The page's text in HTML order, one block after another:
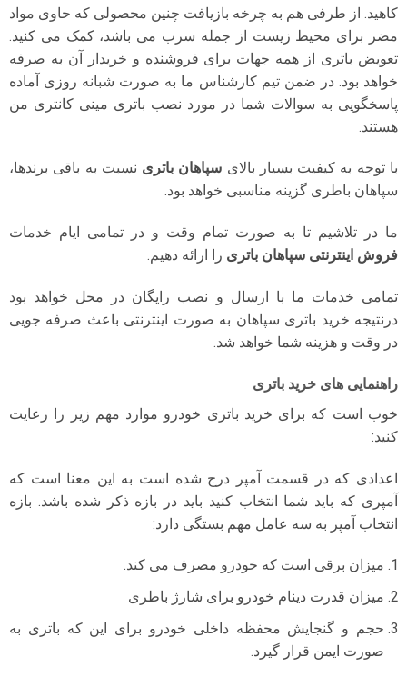
کاهید. از طرفی هم به چرخه بازیافت چنین محصولی که حاوی مواد
مضر برای محیط زیست از جمله سرب می باشد، کمک می کنید.
تعویض باتری از همه جهات برای فروشنده و خریدار آن به صرفه
خواهد بود. در ضمن تیم کارشناس ما به صورت شبانه روزی آماده
پاسخگویی به سوالات شما در مورد نصب باتری مینی کانتری من
هستند.
با توجه به کیفیت بسیار بالای سپاهان باتری نسبت به باقی برندها،
سپاهان باطری گزینه مناسبی خواهد بود.
ما در تلاشیم تا به صورت تمام وقت و در تمامی ایام خدمات
فروش اینترنتی سپاهان باتری را ارائه دهیم.
تمامی خدمات ما با ارسال و نصب رایگان در محل خواهد بود
درنتیجه خرید باتری سپاهان به صورت اینترنتی باعث صرفه جویی
در وقت و هزینه شما خواهد شد.
راهنمایی های خرید باتری
خوب است که برای خرید باتری خودرو موارد مهم زیر را رعایت
کنید:
اعدادی که در قسمت آمپر درج شده است به این معنا است که
آمپری که باید شما انتخاب کنید باید در بازه ذکر شده باشد. بازه
انتخاب آمپر به سه عامل مهم بستگی دارد:
میزان برقی است که خودرو مصرف می کند.
میزان قدرت دینام خودرو برای شارژ باطری
حجم و گنجایش محفظه داخلی خودرو برای این که باتری به
صورت ایمن قرار گیرد.